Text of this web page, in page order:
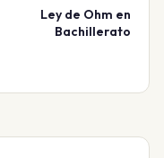
Ley de Ohm en
Bachillerato